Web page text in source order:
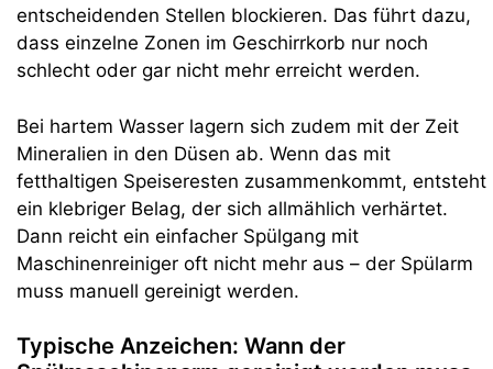
entscheidenden Stellen blockieren. Das führt dazu,
dass einzelne Zonen im Geschirrkorb nur noch
schlecht oder gar nicht mehr erreicht werden.
Bei hartem Wasser lagern sich zudem mit der Zeit
Mineralien in den Düsen ab. Wenn das mit
fetthaltigen Speiseresten zusammenkommt, entsteht
ein klebriger Belag, der sich allmählich verhärtet.
Dann reicht ein einfacher Spülgang mit
Maschinenreiniger oft nicht mehr aus – der Spülarm
muss manuell gereinigt werden.
Typische Anzeichen: Wann der